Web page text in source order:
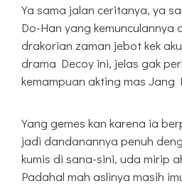
Ya sama jalan ceritanya, ya
Do-Han yang
drakorian zaman jebot kek
drama Decoy ini, jelas gak
kemampuan akting mas Jang
Yang gemes kan karena ia
jadi dandanannya penuh
kumis di sana-sini, uda mirip
Padahal mah aslinya masih